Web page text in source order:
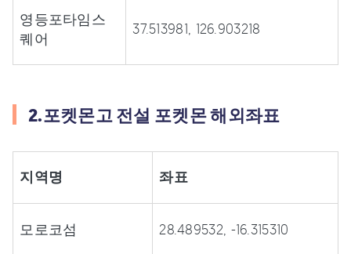
영등포타임스
퀘어
37.513981, 126.903218
2.포켓몬고 전설 포켓몬 해외좌표
지역명 좌표
모로코섬 28.489532, -16.315310